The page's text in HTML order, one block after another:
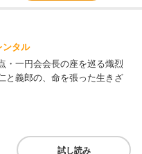
ンタル
・一円会会長の座を巡る熾烈
と義郎の、命を張った生きざ
試し読み